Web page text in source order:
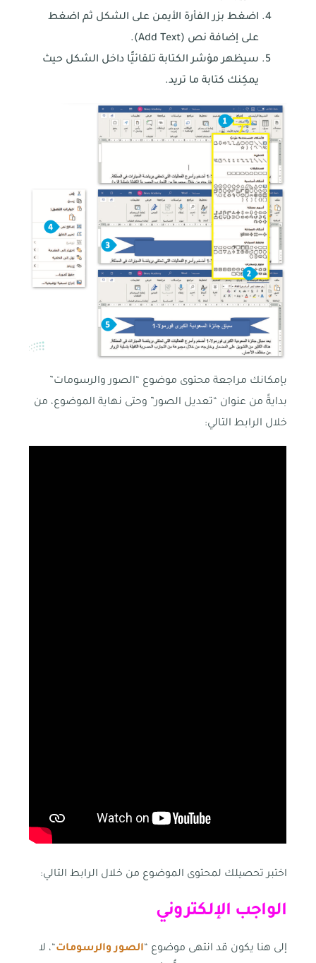
اضغط بزر الفأرة الأيمن على الشكل ثم اضغط
على إضافة نص (Add Text).
سيظهر مؤشر الكتابة تلقائيًّا داخل الشكل حيث
يمكِنك كتابة ما تريد.
بإمكانك مراجعة محتوى موضوع “الصور والرسومات”
بدايةً من عنوان “تعديل الصور” وحتى نهاية الموضوع، من
خلال الرابط التالي:
اختبر تحصيلك لمحتوى الموضوع من خلال الرابط التالي:
الواجب الإلكتروني
إلى هنا يكون قد انتهى موضوع “الصور والرسومات“، لا